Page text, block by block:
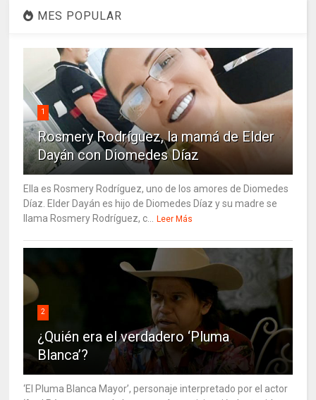
MES POPULAR
1
Rosmery Rodríguez, la mamá de Elder
Dayán con Diomedes Díaz
Ella es Rosmery Rodríguez, uno de los amores de Diomedes
Díaz. Elder Dayán es hijo de Diomedes Díaz y su madre se
llama Rosmery Rodríguez, c...
Leer Más
2
¿Quién era el verdadero ‘Pluma
Blanca’?
‘El Pluma Blanca Mayor’, personaje interpretado por el actor